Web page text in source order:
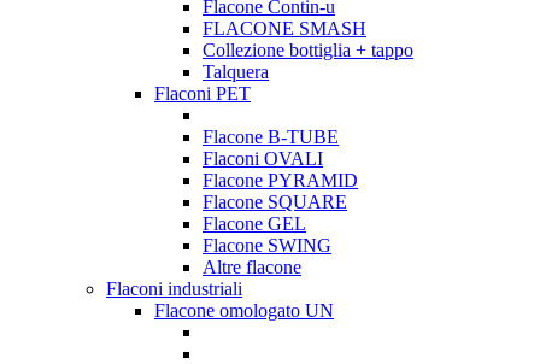
Flacone Contin-u
FLACONE SMASH
Collezione bottiglia + tappo
Talquera
Flaconi PET
Flacone B-TUBE
Flaconi OVALI
Flacone PYRAMID
Flacone SQUARE
Flacone GEL
Flacone SWING
Altre flacone
Flaconi industriali
Flacone omologato UN